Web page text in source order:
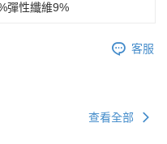
彈性纖維9%
客服
查看全部